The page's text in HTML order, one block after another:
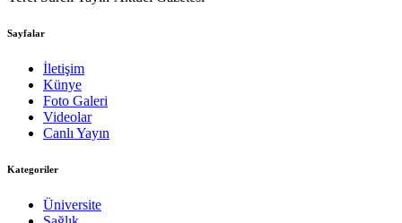
Sayfalar
İletişim
Künye
Foto Galeri
Videolar
Canlı Yayın
Kategoriler
Üniversite